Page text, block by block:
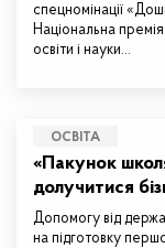
спецномінації
Національна
освіти і науки…
ОСВІТА
«Пакунок
долучитися
Допомогу від
на підготовку